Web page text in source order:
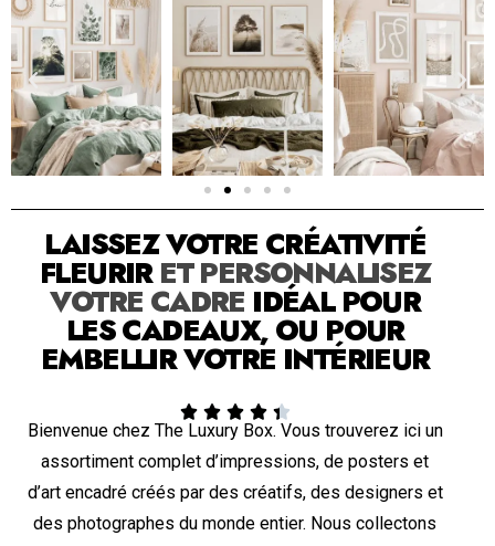
SOLUTION PAR THE LUXURY BOX & CO
LAISSEZ VOTRE CRÉATIVITÉ
FLEURIRET PERSONNALISEZ
VOTRE CADRE IDÉAL POUR
LES CADEAUX, OU POUR
EMBELLIR VOTRE INTÉRIEUR
    
Bienvenue chez The Luxury Box. Vous trouverez ici un
assortiment complet d’impressions, de posters et
d’art encadré créés par des créatifs, des designers et
des photographes du monde entier. Nous collectons